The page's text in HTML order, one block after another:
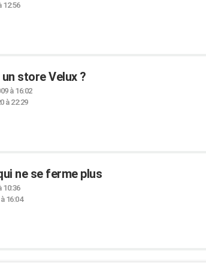
12:56
store Velux ?
à 16:02
à 22:29
ne se ferme plus
10:36
16:04